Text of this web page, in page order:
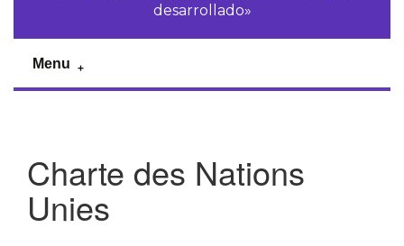
desarrollado»
Menu
Charte des Nations
Unies